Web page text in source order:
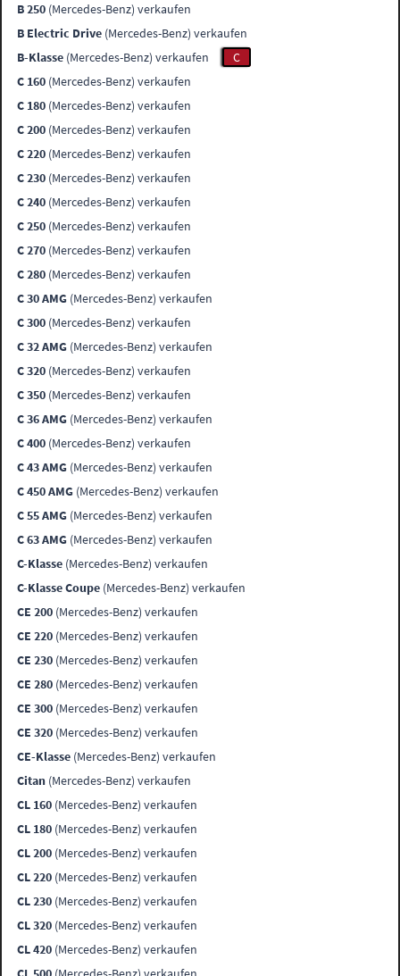
B 250 (Mercedes-Benz) verkaufen
B Electric Drive (Mercedes-Benz) verkaufen
B-Klasse (Mercedes-Benz) verkaufen
C
C 160 (Mercedes-Benz) verkaufen
C 180 (Mercedes-Benz) verkaufen
C 200 (Mercedes-Benz) verkaufen
C 220 (Mercedes-Benz) verkaufen
C 230 (Mercedes-Benz) verkaufen
C 240 (Mercedes-Benz) verkaufen
C 250 (Mercedes-Benz) verkaufen
C 270 (Mercedes-Benz) verkaufen
C 280 (Mercedes-Benz) verkaufen
C 30 AMG (Mercedes-Benz) verkaufen
C 300 (Mercedes-Benz) verkaufen
C 32 AMG (Mercedes-Benz) verkaufen
C 320 (Mercedes-Benz) verkaufen
C 350 (Mercedes-Benz) verkaufen
C 36 AMG (Mercedes-Benz) verkaufen
C 400 (Mercedes-Benz) verkaufen
C 43 AMG (Mercedes-Benz) verkaufen
C 450 AMG (Mercedes-Benz) verkaufen
C 55 AMG (Mercedes-Benz) verkaufen
C 63 AMG (Mercedes-Benz) verkaufen
C-Klasse (Mercedes-Benz) verkaufen
C-Klasse Coupe (Mercedes-Benz) verkaufen
CE 200 (Mercedes-Benz) verkaufen
CE 220 (Mercedes-Benz) verkaufen
CE 230 (Mercedes-Benz) verkaufen
CE 280 (Mercedes-Benz) verkaufen
CE 300 (Mercedes-Benz) verkaufen
CE 320 (Mercedes-Benz) verkaufen
CE-Klasse (Mercedes-Benz) verkaufen
Citan (Mercedes-Benz) verkaufen
CL 160 (Mercedes-Benz) verkaufen
CL 180 (Mercedes-Benz) verkaufen
CL 200 (Mercedes-Benz) verkaufen
CL 220 (Mercedes-Benz) verkaufen
CL 230 (Mercedes-Benz) verkaufen
CL 320 (Mercedes-Benz) verkaufen
CL 420 (Mercedes-Benz) verkaufen